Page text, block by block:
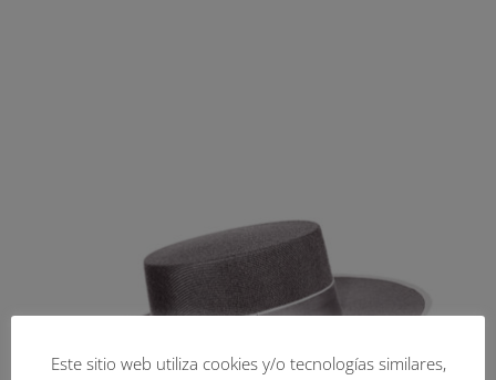
Este sitio web utiliza cookies y/o tecnologías similares,